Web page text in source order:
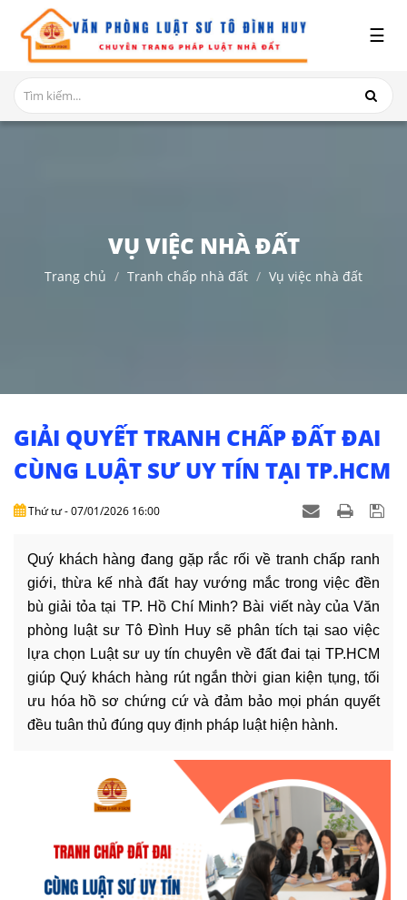
GIỚI
THIỆU
DỊCH
TỤC
ĐẤT
VĂN
-
MẪU
LIÊN
HỆ
☰
VỤ VIỆC NHÀ ĐẤT
Trang chủ Tranh chấp nhà đất Vụ việc nhà đất
GIẢI QUYẾT TRANH CHẤP ĐẤT ĐAI
CÙNG LUẬT SƯ UY TÍN TẠI TP.HCM
Thứ tư - 07/01/2026 16:00
Quý khách hàng đang gặp rắc rối về tranh chấp ranh
giới, thừa kế nhà đất hay vướng mắc trong việc đền
bù giải tỏa tại TP. Hồ Chí Minh? Bài viết này của Văn
phòng luật sư Tô Đình Huy sẽ phân tích tại sao việc
lựa chọn Luật sư uy tín chuyên về đất đai tại TP.HCM
giúp Quý khách hàng rút ngắn thời gian kiện tụng, tối
ưu hóa hồ sơ chứng cứ và đảm bảo mọi phán quyết
đều tuân thủ đúng quy định pháp luật hiện hành.